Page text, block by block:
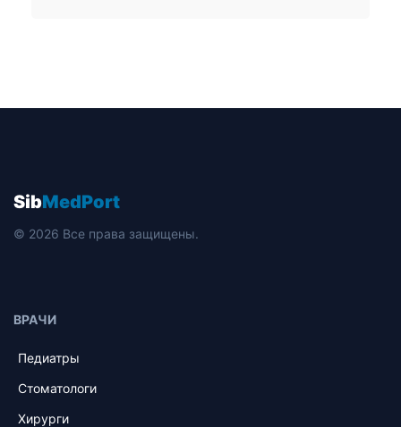
SibMedPort
© 2026 Все права защищены.
ВРАЧИ
Педиатры
Стоматологи
Хирурги